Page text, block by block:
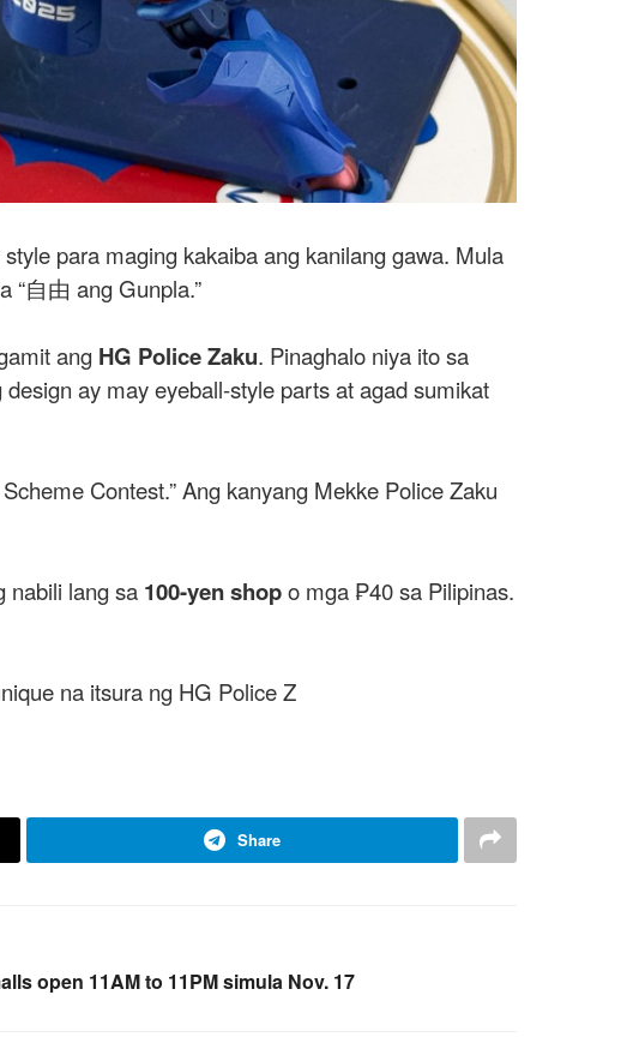
para maging kakaiba ang kanilang gawa. Mula
“自由 ang Gunpla.”
ang HG Police Zaku. Pinaghalo niya ito sa
design ay may eyeball-style parts at agad sumikat
Contest.” Ang kanyang Mekke Police Zaku
nabili lang sa 100-yen shopo mga ₱40 sa Pilipinas.
na itsura ng HG Police Z
Share
open 11AM to 11PM simula Nov. 17